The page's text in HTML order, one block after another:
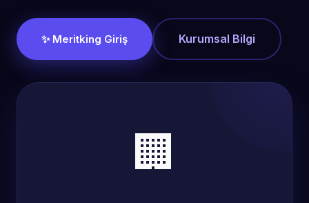
✨ Meritking Giriş Kurumsal Bilgi
🏢